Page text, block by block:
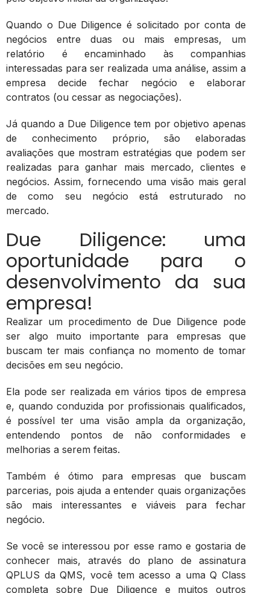
Quando o Due Diligence é solicitado por conta de
negócios entre duas ou mais empresas, um
relatório é encaminhado às companhias
interessadas para ser realizada uma análise, assim a
empresa decide fechar negócio e elaborar
contratos (ou cessar as negociações).
Já quando a Due Diligence tem por objetivo apenas
de conhecimento próprio, são elaboradas
avaliações que mostram estratégias que podem ser
realizadas para ganhar mais mercado, clientes e
negócios. Assim, fornecendo uma visão mais geral
de como seu negócio está estruturado no
mercado.
Due Diligence: uma
oportunidade para o
desenvolvimento da sua
empresa!
Realizar um procedimento de Due Diligence pode
ser algo muito importante para empresas que
buscam ter mais confiança no momento de tomar
decisões em seu negócio.
Ela pode ser realizada em vários tipos de empresa
e, quando conduzida por profissionais qualificados,
é possível ter uma visão ampla da organização,
entendendo pontos de não conformidades e
melhorias a serem feitas.
Também é ótimo para empresas que buscam
parcerias, pois ajuda a entender quais organizações
são mais interessantes e viáveis para fechar
negócio.
Se você se interessou por esse ramo e gostaria de
conhecer mais, através do plano de assinatura
QPLUS da QMS, você tem acesso a uma Q Class
completa sobre Due Diligence e muitos outros